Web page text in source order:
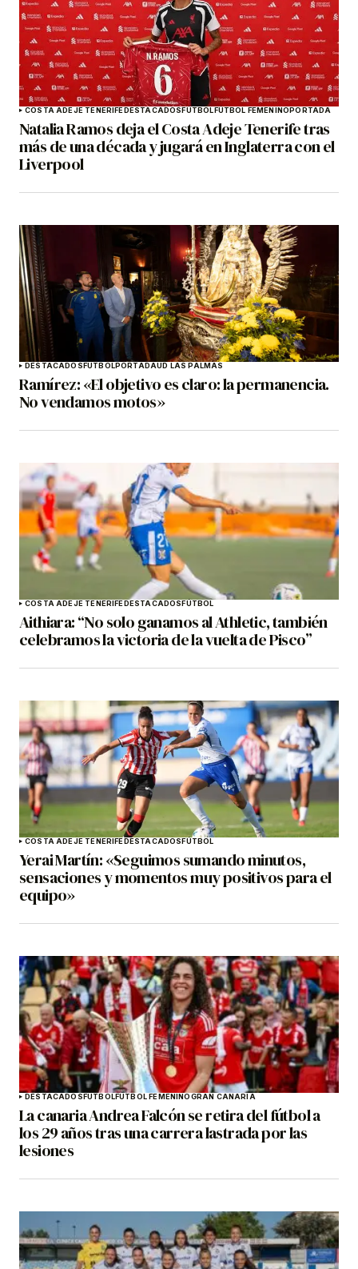
COSTA ADEJE TENERIFEDESTACADOSFÚTBOLFÚTBOL FEMENINOPORTADA
Natalia Ramos deja el Costa Adeje Tenerife tras
más de una década y jugará en Inglaterra con el
Liverpool
DESTACADOSFÚTBOLPORTADAUD LAS PALMAS
Ramírez: «El objetivo es claro: la permanencia.
No vendamos motos»
COSTA ADEJE TENERIFEDESTACADOSFÚTBOL
Aithiara: “No solo ganamos al Athletic, también
celebramos la victoria de la vuelta de Pisco”
COSTA ADEJE TENERIFEDESTACADOSFÚTBOL
Yerai Martín: «Seguimos sumando minutos,
sensaciones y momentos muy positivos para el
equipo»
DESTACADOSFÚTBOLFÚTBOL FEMENINOGRAN CANARIA
La canaria Andrea Falcón se retira del fútbol a
los 29 años tras una carrera lastrada por las
lesiones